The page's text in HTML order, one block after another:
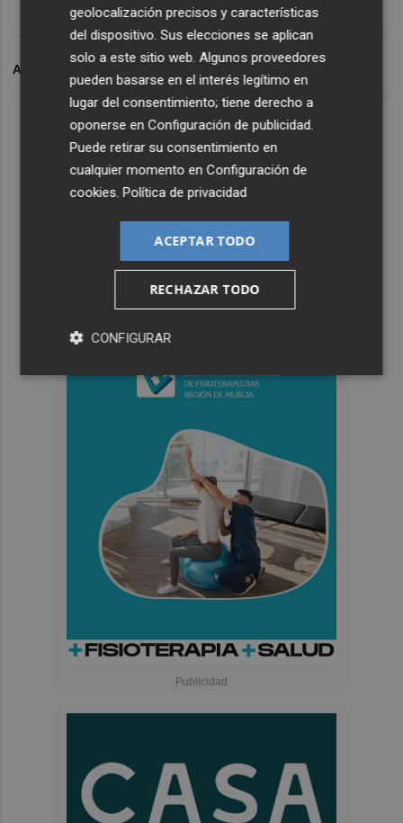
ARCHIVADO EN
geolocalización precisos y características
del dispositivo. Sus elecciones se aplican
solo a este sitio web. Algunos proveedores
pueden basarse en el interés legítimo en
lugar del consentimiento; tiene derecho a
oponerse enConfiguración de publicidad
Puede retirar su consentimiento en
cualquier momento enConfiguración de
cookies .Política de privacidad
ACEPTAR TODO
RECHAZAR TODO
CONFIGURAR